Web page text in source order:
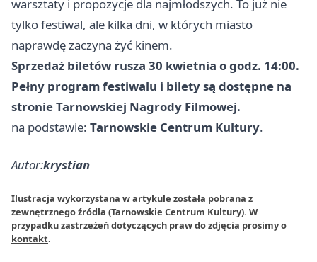
warsztaty i propozycje dla najmłodszych. To już nie
tylko festiwal, ale kilka dni, w których miasto
naprawdę zaczyna żyć kinem.
Sprzedaż biletów rusza 30 kwietnia o godz. 14:00.
Pełny program festiwalu i bilety są dostępne na
stronie Tarnowskiej Nagrody Filmowej.
na podstawie: Tarnowskie Centrum Kultury.
Autor:krystian
Ilustracja wykorzystana w artykule została pobrana z
zewnętrznego źródła (Tarnowskie Centrum Kultury). W
przypadku zastrzeżeń dotyczących praw do zdjęcia prosimy o
kontakt.